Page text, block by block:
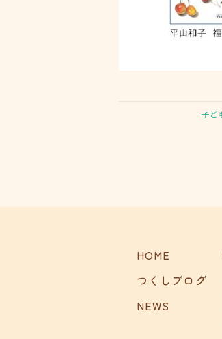
子ど
HOME
つくしブログ
NEWS